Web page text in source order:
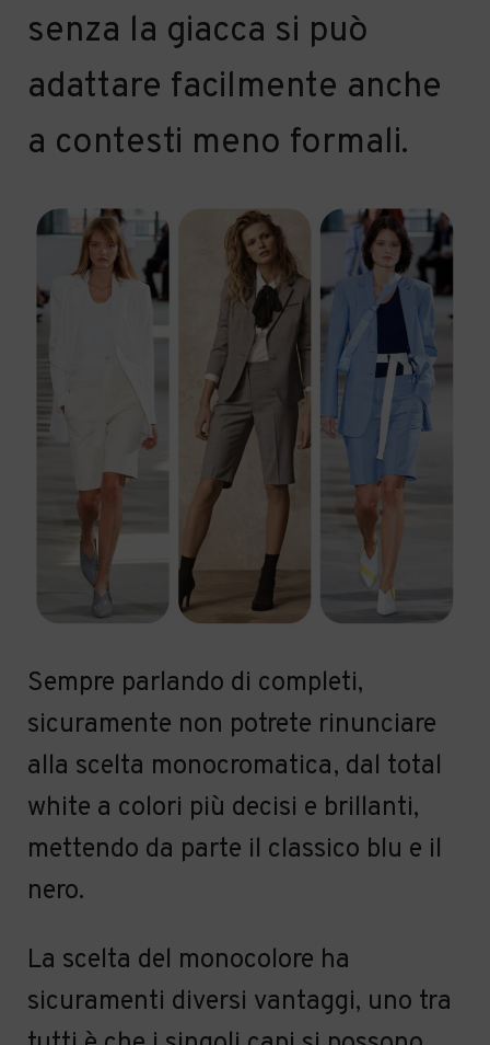
senza la giacca si può
adattare facilmente anche
a contesti meno formali.
Sempre parlando di completi,
sicuramente non potrete rinunciare
alla scelta monocromatica, dal total
white a colori più decisi e brillanti,
mettendo da parte il classico blu e il
nero.
La scelta del monocolore ha
sicuramenti diversi vantaggi, uno tra